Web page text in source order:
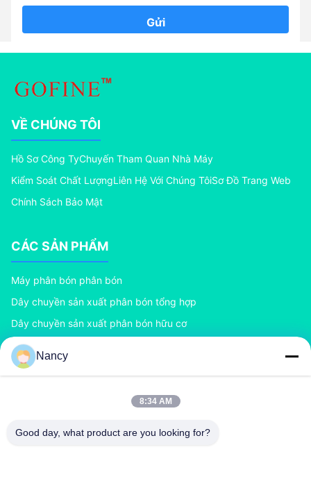
Gửi
VỀ CHÚNG TÔI
Hồ Sơ Công TyChuyến Tham Quan Nhà Máy
Kiểm Soát Chất LượngLiên Hệ Với Chúng TôiSơ Đồ Trang Web
Chính Sách Bảo Mật
CÁC SẢN PHẨM
Máy phân bón phân bón
Dây chuyền sản xuất phân bón tổng hợp
Dây chuyền sản xuất phân bón hữu cơ
Dây chuyền sản xuất phân bón BB
Máy tạo hạt phân bón con lăn đôi
LIÊN HỆ VỚI CHÚNG TÔI
Nancy
8:34 AM
Good day, what product are you looking for?